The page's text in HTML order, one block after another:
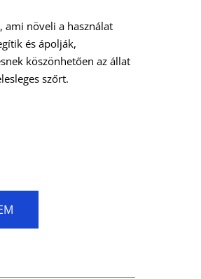
ami növeli a használat
és ápolják,
köszönhetően az állat
szőrt.